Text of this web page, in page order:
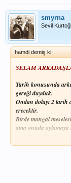
smyrna
Sevil
hamdi demiş ki:
SELAM
Tarih konusunda
gereği duyduk.
Ondan dolayı 2 tarih
erecektir.
Birde mangal
ama onuda oylamaya